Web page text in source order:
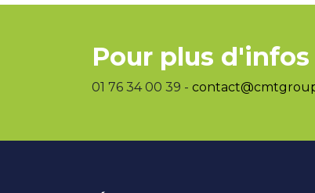
Pour plus
01 76 34 00 39 -